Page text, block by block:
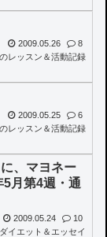
2009.05.26
8
レッスン＆活動記録
2009.05.25
6
レッスン＆活動記録
、マヨネー
月第4週・通
2009.05.24
10
ダイエット＆エッセイ